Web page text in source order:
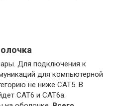
Для подключения к
для компьютерной
не ниже САТ5. В
САТ6 и САТ6а.